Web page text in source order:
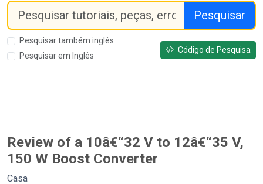
Pesquisar
Pesquisar também inglês
Pesquisar em Inglês
Código de Pesquisa
Review of a 10â€“32 V to 12â€“35 V,
150 W Boost Converter
Casa